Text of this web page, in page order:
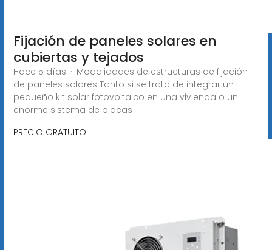
Fijación de paneles solares en
cubiertas y tejados
Hace 5 días · Modalidades de estructuras de fijación
de paneles solares Tanto si se trata de integrar un
pequeño kit solar fotovoltaico en una vivienda o un
enorme sistema de placas
PRECIO GRATUITO